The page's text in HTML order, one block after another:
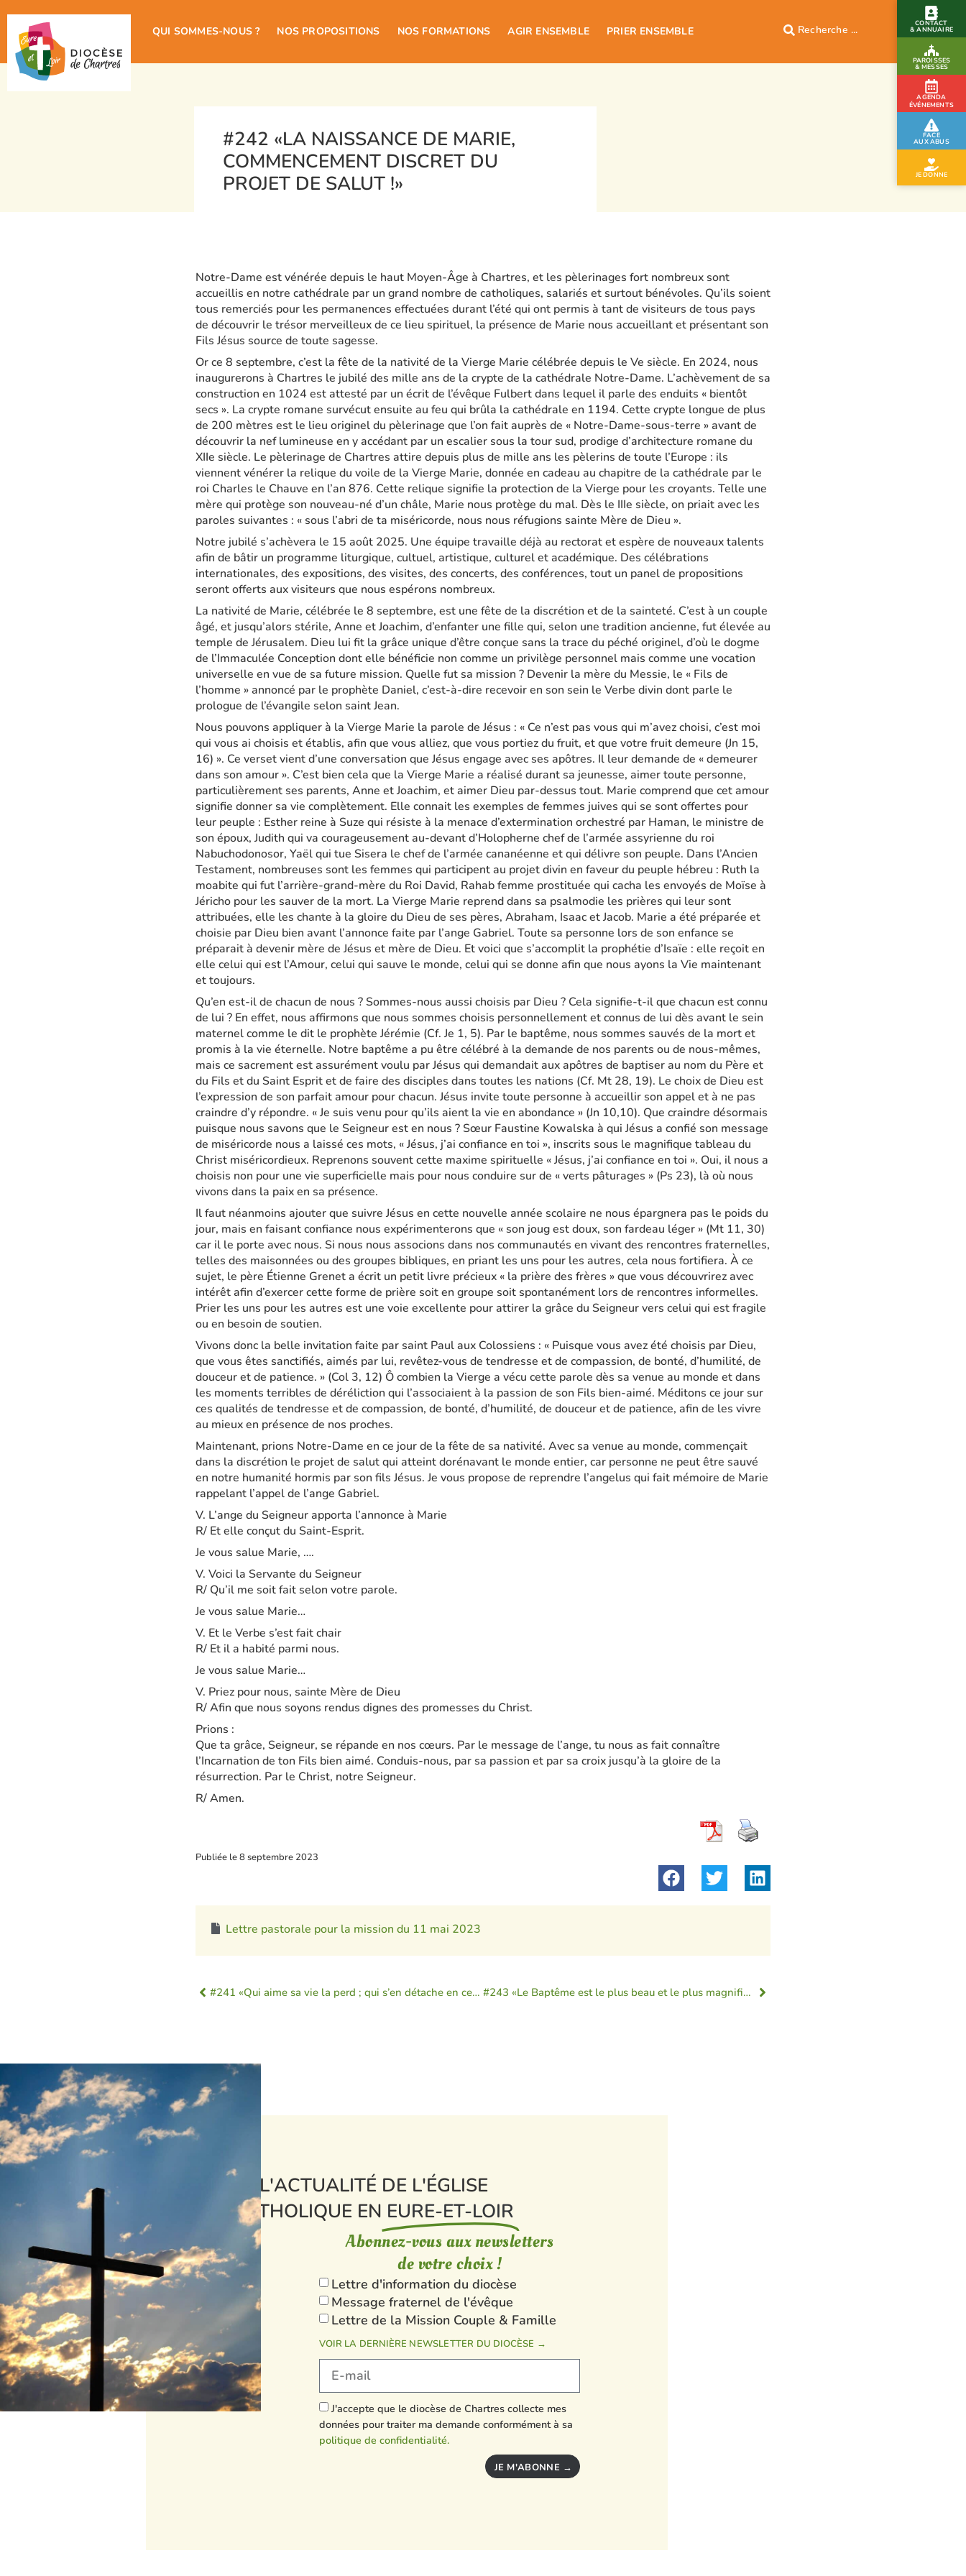
CONTACT
& ANNUAIRE
PAROISSES
& MESSES
AGENDA
ÉVÉNEMENTS
FACE
AUX ABUS
JE DONNE
QUI SOMMES-NOUS ? NOS PROPOSITIONS NOS FORMATIONS AGIR ENSEMBLE PRIER ENSEMBLE
#242 «LA NAISSANCE DE MARIE,
COMMENCEMENT DISCRET DU
PROJET DE SALUT !»
Notre-Dame est vénérée depuis le haut Moyen-Âge à Chartres, et les pèlerinages fort nombreux sont
accueillis en notre cathédrale par un grand nombre de catholiques, salariés et surtout bénévoles. Qu’ils soient
tous remerciés pour les permanences effectuées durant l’été qui ont permis à tant de visiteurs de tous pays
de découvrir le trésor merveilleux de ce lieu spirituel, la présence de Marie nous accueillant et présentant son
Fils Jésus source de toute sagesse.
Or ce 8 septembre, c’est la fête de la nativité de la Vierge Marie célébrée depuis le Ve siècle. En 2024, nous
inaugurerons à Chartres le jubilé des mille ans de la crypte de la cathédrale Notre-Dame. L’achèvement de sa
construction en 1024 est attesté par un écrit de l’évêque Fulbert dans lequel il parle des enduits « bientôt
secs ». La crypte romane survécut ensuite au feu qui brûla la cathédrale en 1194. Cette crypte longue de plus
de 200 mètres est le lieu originel du pèlerinage que l’on fait auprès de « Notre-Dame-sous-terre » avant de
découvrir la nef lumineuse en y accédant par un escalier sous la tour sud, prodige d’architecture romane du
XIIe siècle. Le pèlerinage de Chartres attire depuis plus de mille ans les pèlerins de toute l’Europe : ils
viennent vénérer la relique du voile de la Vierge Marie, donnée en cadeau au chapitre de la cathédrale par le
roi Charles le Chauve en l’an 876. Cette relique signifie la protection de la Vierge pour les croyants. Telle une
mère qui protège son nouveau-né d’un châle, Marie nous protège du mal. Dès le IIIe siècle, on priait avec les
paroles suivantes : « sous l’abri de ta miséricorde, nous nous réfugions sainte Mère de Dieu ».
Notre jubilé s’achèvera le 15 août 2025. Une équipe travaille déjà au rectorat et espère de nouveaux talents
afin de bâtir un programme liturgique, cultuel, artistique, culturel et académique. Des célébrations
internationales, des expositions, des visites, des concerts, des conférences, tout un panel de propositions
seront offerts aux visiteurs que nous espérons nombreux.
La nativité de Marie, célébrée le 8 septembre, est une fête de la discrétion et de la sainteté. C’est à un couple
âgé, et jusqu’alors stérile, Anne et Joachim, d’enfanter une fille qui, selon une tradition ancienne, fut élevée au
temple de Jérusalem. Dieu lui fit la grâce unique d’être conçue sans la trace du péché originel, d’où le dogme
de l’Immaculée Conception dont elle bénéficie non comme un privilège personnel mais comme une vocation
universelle en vue de sa future mission. Quelle fut sa mission ? Devenir la mère du Messie, le « Fils de
l’homme » annoncé par le prophète Daniel, c’est-à-dire recevoir en son sein le Verbe divin dont parle le
prologue de l’évangile selon saint Jean.
Nous pouvons appliquer à la Vierge Marie la parole de Jésus : « Ce n’est pas vous qui m’avez choisi, c’est moi
qui vous ai choisis et établis, afin que vous alliez, que vous portiez du fruit, et que votre fruit demeure (Jn 15,
16) ». Ce verset vient d’une conversation que Jésus engage avec ses apôtres. Il leur demande de « demeurer
dans son amour ». C’est bien cela que la Vierge Marie a réalisé durant sa jeunesse, aimer toute personne,
particulièrement ses parents, Anne et Joachim, et aimer Dieu par-dessus tout. Marie comprend que cet amour
signifie donner sa vie complètement. Elle connait les exemples de femmes juives qui se sont offertes pour
leur peuple : Esther reine à Suze qui résiste à la menace d’extermination orchestré par Haman, le ministre de
son époux, Judith qui va courageusement au-devant d’Holopherne chef de l’armée assyrienne du roi
Nabuchodonosor, Yaël qui tue Sisera le chef de l’armée cananéenne et qui délivre son peuple. Dans l’Ancien
Testament, nombreuses sont les femmes qui participent au projet divin en faveur du peuple hébreu : Ruth la
moabite qui fut l’arrière-grand-mère du Roi David, Rahab femme prostituée qui cacha les envoyés de Moïse à
Jéricho pour les sauver de la mort. La Vierge Marie reprend dans sa psalmodie les prières qui leur sont
attribuées, elle les chante à la gloire du Dieu de ses pères, Abraham, Isaac et Jacob. Marie a été préparée et
choisie par Dieu bien avant l’annonce faite par l’ange Gabriel. Toute sa personne lors de son enfance se
préparait à devenir mère de Jésus et mère de Dieu. Et voici que s’accomplit la prophétie d’Isaïe : elle reçoit en
elle celui qui est l’Amour, celui qui sauve le monde, celui qui se donne afin que nous ayons la Vie maintenant
et toujours.
Qu’en est-il de chacun de nous ? Sommes-nous aussi choisis par Dieu ? Cela signifie-t-il que chacun est connu
de lui ? En effet, nous affirmons que nous sommes choisis personnellement et connus de lui dès avant le sein
maternel comme le dit le prophète Jérémie (Cf. Je 1, 5). Par le baptême, nous sommes sauvés de la mort et
promis à la vie éternelle. Notre baptême a pu être célébré à la demande de nos parents ou de nous-mêmes,
mais ce sacrement est assurément voulu par Jésus qui demandait aux apôtres de baptiser au nom du Père et
du Fils et du Saint Esprit et de faire des disciples dans toutes les nations (Cf. Mt 28, 19). Le choix de Dieu est
l’expression de son parfait amour pour chacun. Jésus invite toute personne à accueillir son appel et à ne pas
craindre d’y répondre. « Je suis venu pour qu’ils aient la vie en abondance » (Jn 10,10). Que craindre désormais
puisque nous savons que le Seigneur est en nous ? Sœur Faustine Kowalska à qui Jésus a confié son message
de miséricorde nous a laissé ces mots, « Jésus, j’ai confiance en toi », inscrits sous le magnifique tableau du
Christ miséricordieux. Reprenons souvent cette maxime spirituelle « Jésus, j’ai confiance en toi ». Oui, il nous a
choisis non pour une vie superficielle mais pour nous conduire sur de « verts pâturages » (Ps 23), là où nous
vivons dans la paix en sa présence.
Il faut néanmoins ajouter que suivre Jésus en cette nouvelle année scolaire ne nous épargnera pas le poids du
jour, mais en faisant confiance nous expérimenterons que « son joug est doux, son fardeau léger » (Mt 11, 30)
car il le porte avec nous. Si nous nous associons dans nos communautés en vivant des rencontres fraternelles,
telles des maisonnées ou des groupes bibliques, en priant les uns pour les autres, cela nous fortifiera. À ce
sujet, le père Étienne Grenet a écrit un petit livre précieux « la prière des frères » que vous découvrirez avec
intérêt afin d’exercer cette forme de prière soit en groupe soit spontanément lors de rencontres informelles.
Prier les uns pour les autres est une voie excellente pour attirer la grâce du Seigneur vers celui qui est fragile
ou en besoin de soutien.
Vivons donc la belle invitation faite par saint Paul aux Colossiens : « Puisque vous avez été choisis par Dieu,
que vous êtes sanctifiés, aimés par lui, revêtez-vous de tendresse et de compassion, de bonté, d’humilité, de
douceur et de patience. » (Col 3, 12) Ô combien la Vierge a vécu cette parole dès sa venue au monde et dans
les moments terribles de déréliction qui l’associaient à la passion de son Fils bien-aimé. Méditons ce jour sur
ces qualités de tendresse et de compassion, de bonté, d’humilité, de douceur et de patience, afin de les vivre
au mieux en présence de nos proches.
Maintenant, prions Notre-Dame en ce jour de la fête de sa nativité. Avec sa venue au monde, commençait
dans la discrétion le projet de salut qui atteint dorénavant le monde entier, car personne ne peut être sauvé
en notre humanité hormis par son fils Jésus. Je vous propose de reprendre l’angelus qui fait mémoire de Marie
rappelant l’appel de l’ange Gabriel.
V. L’ange du Seigneur apporta l’annonce à Marie
R/ Et elle conçut du Saint-Esprit.
Je vous salue Marie, ….
V. Voici la Servante du Seigneur
R/ Qu’il me soit fait selon votre parole.
Je vous salue Marie…
V. Et le Verbe s’est fait chair
R/ Et il a habité parmi nous.
Je vous salue Marie…
V. Priez pour nous, sainte Mère de Dieu
R/ Afin que nous soyons rendus dignes des promesses du Christ.
Prions :
Que ta grâce, Seigneur, se répande en nos cœurs. Par le message de l’ange, tu nous as fait connaître
l’Incarnation de ton Fils bien aimé. Conduis-nous, par sa passion et par sa croix jusqu’à la gloire de la
résurrection. Par le Christ, notre Seigneur.
R/ Amen.
Publiée le8 septembre 2023
Lettre pastorale pour la mission du 11 mai 2023
#241 «Qui aime sa vie la perd ; qui s’en détache en ce monde la gardera pour la vie éternelle !» #243 «Le Baptême est le plus beau et le plus magnifique des dons de Dieu !»
L'ACTUALITÉ DE L'ÉGLISE
CATHOLIQUE EN EURE-ET-LOIR
Abonnez-vous aux newsletters
de votre choix !
Lettre d'information du diocèse
Message fraternel de l'évêque
Lettre de la Mission Couple & Famille
VOIR LA DERNIÈRE NEWSLETTER DU DIOCÈSE →
J'accepte que le diocèse de Chartres collecte mes
données pour traiter ma demande conformément à sa
politique de confidentialité.
JE M'ABONNE →